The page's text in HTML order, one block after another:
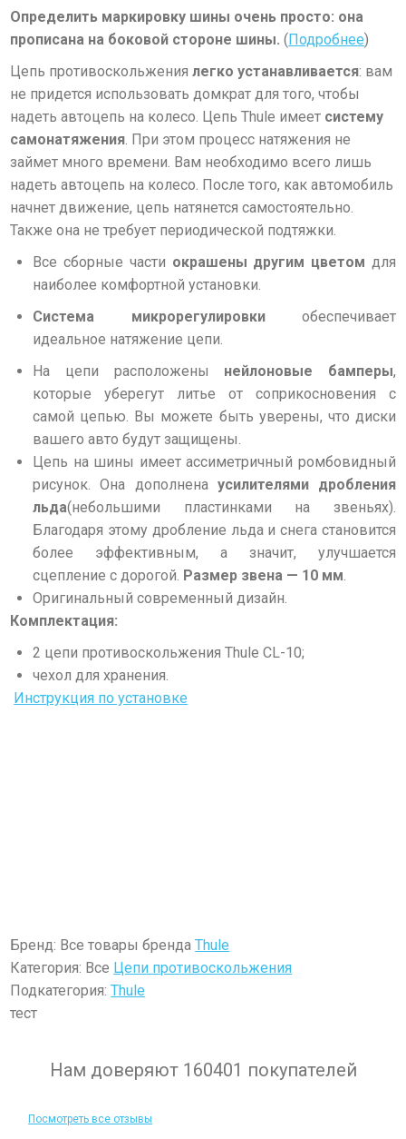
Определить маркировку шины очень просто: она
прописана на боковой стороне шины.(Подробнее)
Цепь противоскольжения легко устанавливается: вам
не придется использовать домкрат для того, чтобы
надеть автоцепь на колесо. Цепь Thule имеет систему
самонатяжения. При этом процесс натяжения не
займет много времени. Вам необходимо всего лишь
надеть автоцепь на колесо. После того, как автомобиль
начнет движение, цепь натянется самостоятельно.
Также она не требует периодической подтяжки.
Все сборные части окрашены другим цветом для
наиболее комфортной установки.
Система микрорегулировкиобеспечивает
идеальное натяжение цепи.
На цепи расположены нейлоновые бамперы,
которые уберегут литье от соприкосновения с
самой цепью. Вы можете быть уверены, что диски
вашего авто будут защищены.
Цепь на шины имеет ассиметричный ромбовидный
рисунок. Она дополнена усилителями дробления
льда(небольшими пластинками на звеньях).
Благодаря этому дробление льда и снега становится
более эффективным, а значит, улучшается
сцепление с дорогой. Размер звена — 10 мм.
Оригинальный современный дизайн.
Комплектация:
2 цепи противоскольжения Thule CL-10;
чехол для хранения.
Инструкция по установке
Бренд: Все товары брендаThule
Категория: Все Цепи противоскольжения
Подкатегория:Thule
тест
Нам доверяют 160401 покупателей
Посмотреть все отзывы